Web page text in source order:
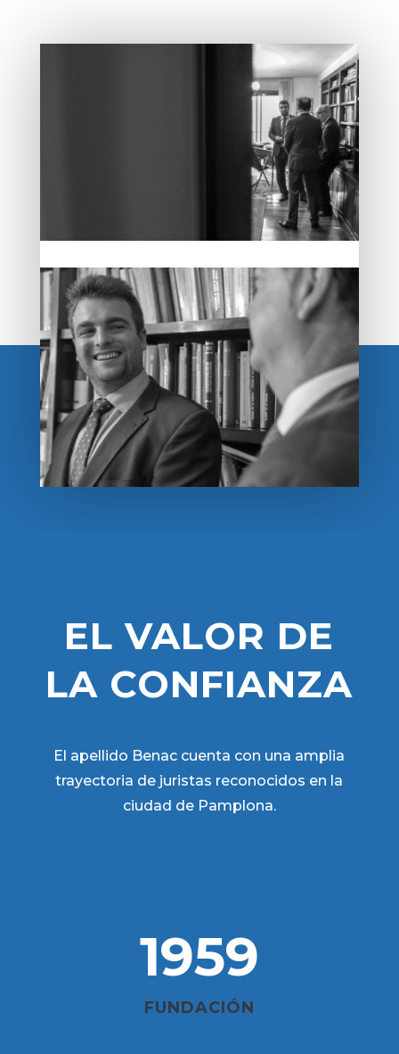
EL VALOR DE
LA CONFIANZA
El apellido Benac cuenta con una amplia
trayectoria de juristas reconocidos en la
ciudad de Pamplona.
1959
FUNDACIÓN